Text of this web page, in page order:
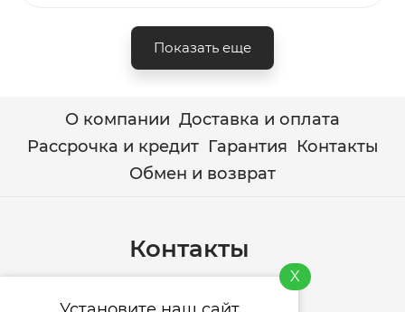
Показать еще
О компании Доставка и оплата
Рассрочка и кредит Гарантия Контакты
Обмен и возврат
Контакты
X